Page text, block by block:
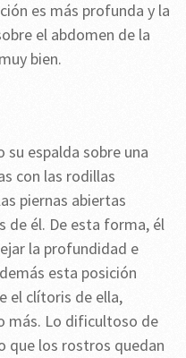
es más profunda y la
el abdomen de la
bien.
espalda sobre una
con las rodillas
piernas abiertas
de él. De esta forma, él
la profundidad e
esta posición
el clítoris de ella,
más. Lo dificultoso de
que los rostros quedan